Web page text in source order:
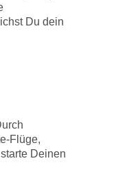
Du dein
Flüge,
Deinen